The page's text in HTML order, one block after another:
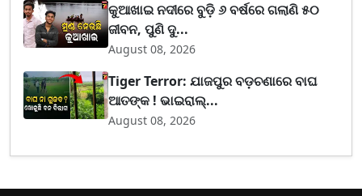
କୁଆଖାଇ ନଦୀରେ ବୁଡ଼ି ୬ ବର୍ଷରେ ଗଲାଣି ୫୦
ଜୀବନ, ପୁଣି ଦୁ...
August 08, 2026
Tiger Terror: ଯାଜପୁର ବଡ଼ଚଣାରେ ବାଘ
ଆତଙ୍କ ! ଭାଇରାଲ୍...
August 08, 2026